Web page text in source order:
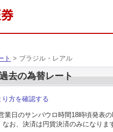
ト > ブラジル・レアル
去の為替レート
方を確認する
業日のサンパウロ時間18時頃発表
お、決済は円貨決済のみになりま